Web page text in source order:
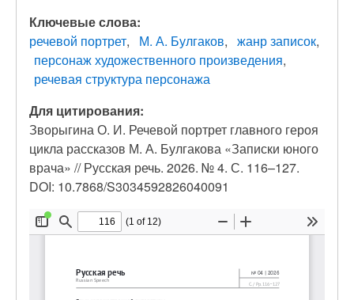
Ключевые слова:
речевой портрет
М. А. Булгаков
жанр записок
персонаж художественного произведения
речевая структура персонажа
Для цитирования:
Зворыгина О. И. Речевой портрет главного героя
цикла рассказов М. А. Булгакова «Записки юного
врача» // Русская речь. 2026. № 4. С. 116–127.
DOI: 10.7868/S3034592826040091